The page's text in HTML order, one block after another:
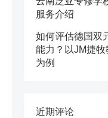
服务介绍
如何评估德国双
能力？以JM捷
为例
近期评论